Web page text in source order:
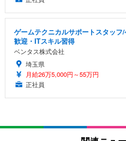
ゲームテクニカルサポートスタッ
歓迎・ITスキル習得
ベンタス株式会社
埼玉県
月給26万5,000円～55万円
正社員